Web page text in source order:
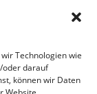
Technologien wie
oder darauf
können wir Daten